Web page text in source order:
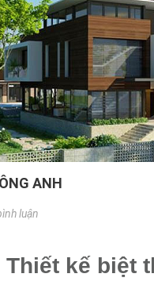
ANH
luận
Thiết kế biệt